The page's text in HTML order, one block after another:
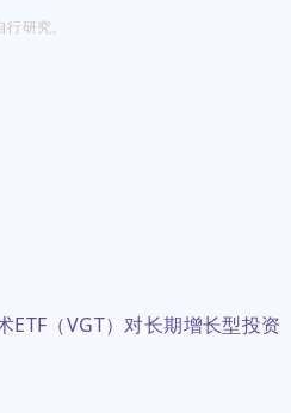
研究。
（VGT）对长期增长型投资